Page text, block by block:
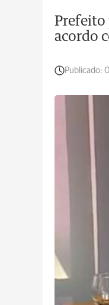
Prefeito
acordo
Publicado: